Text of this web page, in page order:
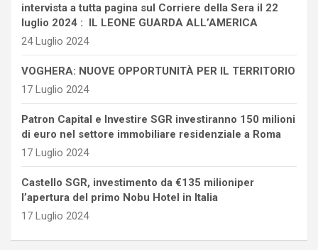
intervista a tutta pagina sul Corriere della Sera il 22
luglio 2024 : IL LEONE GUARDA ALL’AMERICA
24 Luglio 2024
VOGHERA: NUOVE OPPORTUNITÀ PER IL TERRITORIO
17 Luglio 2024
Patron Capital e Investire SGR investiranno 150 milioni
di euro nel settore immobiliare residenziale a Roma
17 Luglio 2024
Castello SGR, investimento da €135 milioniper
l’apertura del primo Nobu Hotel in Italia
17 Luglio 2024